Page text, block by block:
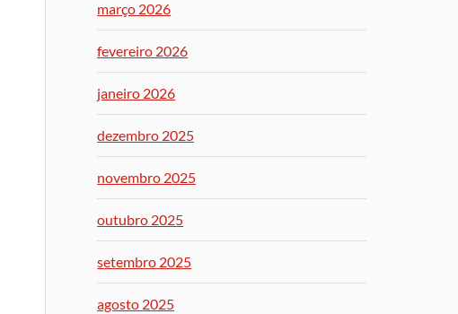
março 2026
fevereiro 2026
janeiro 2026
dezembro 2025
novembro 2025
outubro 2025
setembro 2025
agosto 2025